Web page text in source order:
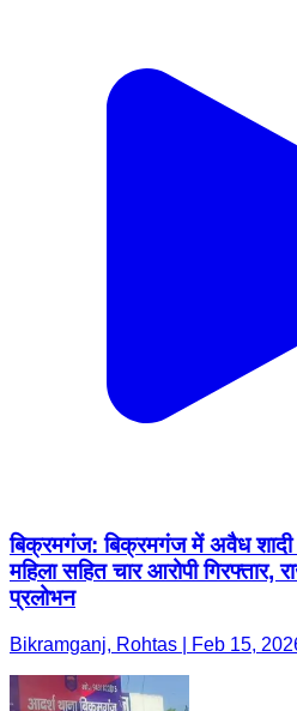
बिक्रमगंज: बिक्रमगंज में अवैध
महिला सहित चार आरोपी गिरफ्तार,
प्रलोभन
Bikramganj, Rohtas | Feb 15,